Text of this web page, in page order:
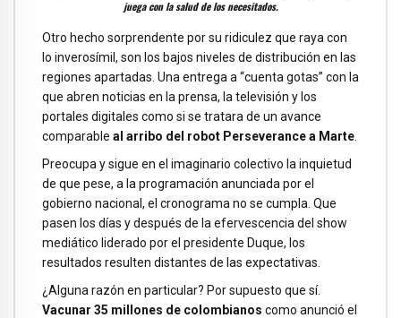
juega con la salud de los necesitados.
Otro hecho sorprendente por su ridiculez que raya con
lo inverosímil, son los bajos niveles de distribución en las
regiones apartadas. Una entrega a “cuenta gotas” con la
que abren noticias en la prensa, la televisión y los
portales digitales como si se tratara de un avance
comparable al arribo del robot Perseverance a Marte.
Preocupa y sigue en el imaginario colectivo la inquietud
de que pese, a la programación anunciada por el
gobierno nacional, el cronograma no se cumpla. Que
pasen los días y después de la efervescencia del show
mediático liderado por el presidente Duque, los
resultados resulten distantes de las expectativas.
¿Alguna razón en particular? Por supuesto que sí.
Vacunar 35 millones de colombianos como anunció el